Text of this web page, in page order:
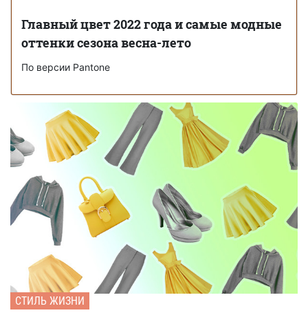
Главный цвет 2022 года и самые модные
оттенки сезона весна-лето
По версии Pantone
СТИЛЬ ЖИЗНИ